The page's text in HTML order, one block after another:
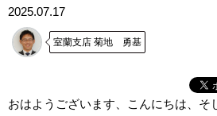
2025.07.17
室蘭支店 菊地 勇基
おはようございます、こんにちは、そ